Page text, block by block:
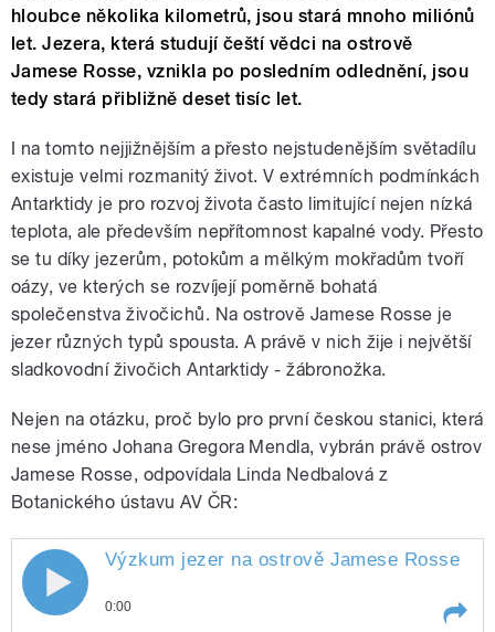
hloubce několika kilometrů, jsou stará mnoho miliónů
let. Jezera, která studují čeští vědci na ostrově
Jamese Rosse, vznikla po posledním odlednění, jsou
tedy stará přibližně deset tisíc let.
I na tomto nejjižnějším a přesto nejstudenějším světadílu
existuje velmi rozmanitý život. V extrémních podmínkách
Antarktidy je pro rozvoj života často limitující nejen nízká
teplota, ale především nepřítomnost kapalné vody. Přesto
se tu díky jezerům, potokům a mělkým mokřadům tvoří
oázy, ve kterých se rozvíjejí poměrně bohatá
společenstva živočichů. Na ostrově Jamese Rosse je
jezer různých typů spousta. A právě v nich žije i největší
sladkovodní živočich Antarktidy - žábronožka.
Nejen na otázku, proč bylo pro první českou stanici, která
nese jméno Johana Gregora Mendla, vybrán právě ostrov
Jamese Rosse, odpovídala Linda Nedbalová z
Botanického ústavu AV ČR:
Výzkum jezer na ostrově Jamese Rosse
0:00